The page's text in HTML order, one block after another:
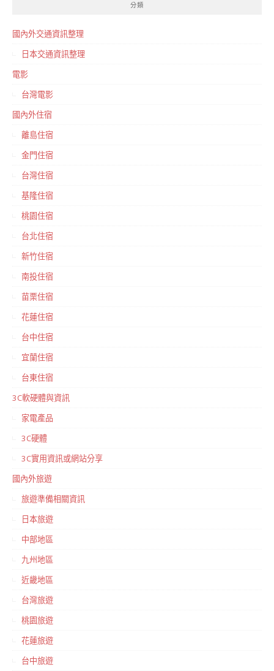
分類
國內外交通資訊整理
日本交通資訊整理
電影
台灣電影
國內外住宿
離島住宿
金門住宿
台灣住宿
基隆住宿
桃園住宿
台北住宿
新竹住宿
南投住宿
苗栗住宿
花蓮住宿
台中住宿
宜蘭住宿
台東住宿
3C軟硬體與資訊
家電產品
3C硬體
3C實用資訊或網站分享
國內外旅遊
旅遊準備相關資訊
日本旅遊
中部地區
九州地區
近畿地區
台灣旅遊
桃園旅遊
花蓮旅遊
台中旅遊